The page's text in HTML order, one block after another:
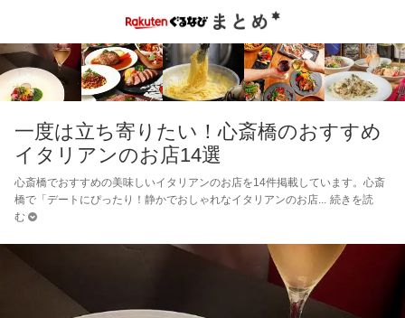
一度は立ち寄りたい！心斎橋のおすすめ
イタリアンのお店14選
心斎橋でおすすめの美味しいイタリアンのお店を14件掲載しています。心斎
橋で「デートにぴったり！静かでおしゃれなイタリアンのお店
続きを読
む